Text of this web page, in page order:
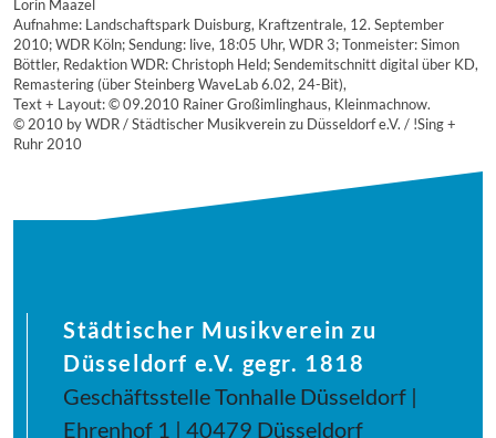
Lorin Maazel
Aufnahme: Landschaftspark Duisburg, Kraftzentrale, 12. September
2010; WDR Köln; Sendung: live, 18:05 Uhr, WDR 3; Tonmeister: Simon
Böttler, Redaktion WDR: Christoph Held; Sendemitschnitt digital über KD,
Remastering (über Steinberg WaveLab 6.02, 24-Bit),
Text + Layout: © 09.2010 Rainer Großimlinghaus, Kleinmachnow.
© 2010 by WDR / Städtischer Musikverein zu Düsseldorf e.V. / !Sing +
Ruhr 2010
Städtischer Musikverein zu
Düsseldorf e.V. gegr. 1818
Geschäftsstelle Tonhalle Düsseldorf |
Ehrenhof 1 | 40479 Düsseldorf